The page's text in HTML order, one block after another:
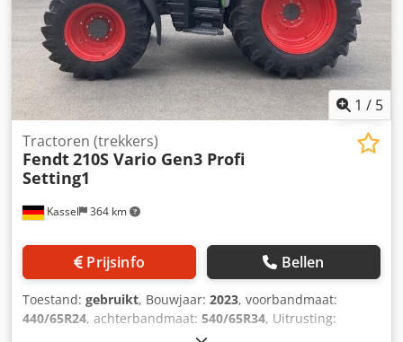
1 / 5
Kassel 364 km
Tractoren (trekkers)
Fendt210S Vario Gen3 Profi
Setting1
Prijsinfo Bellen
Toestand: gebruikt, Bouwjaar: 2023, voorbandmaat:
440/65R24, achterbandmaat: 540/65R34, Uitrusting: